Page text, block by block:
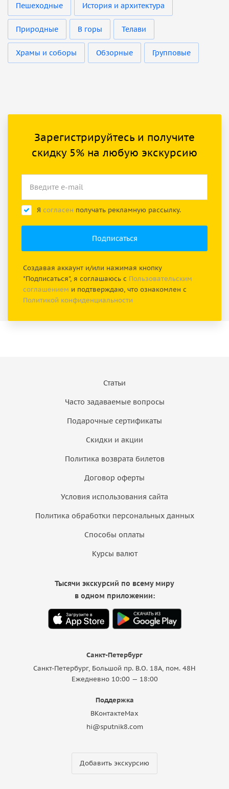
Пешеходные История и архитектура
Природные В горы Телави
Храмы и соборы Обзорные Групповые
Зарегистрируйтесь и получите
скидку 5% на любую экскурсию
Я согласен получать рекламную рассылку.
Создавая аккаунт и/или нажимая кнопку
"Подписаться", я соглашаюсь с Пользовательским
соглашением и подтверждаю, что ознакомлен с
Политикой конфиденциальности
Статьи
Часто задаваемые вопросы
Подарочные сертификаты
Скидки и акции
Политика возврата билетов
Договор оферты
Условия использования сайта
Политика обработки персональных данных
Способы оплаты
Курсы валют
Санкт-Петербург
Санкт-Петербург, Большой пр. В.О. 18A, пом. 48Н
Ежедневно 10:00 — 18:00
Поддержка
ВКонтактеMax
hi@sputnik8.com
Добавить экскурсию
Тысячи экскурсий по всему миру
в одном приложении: